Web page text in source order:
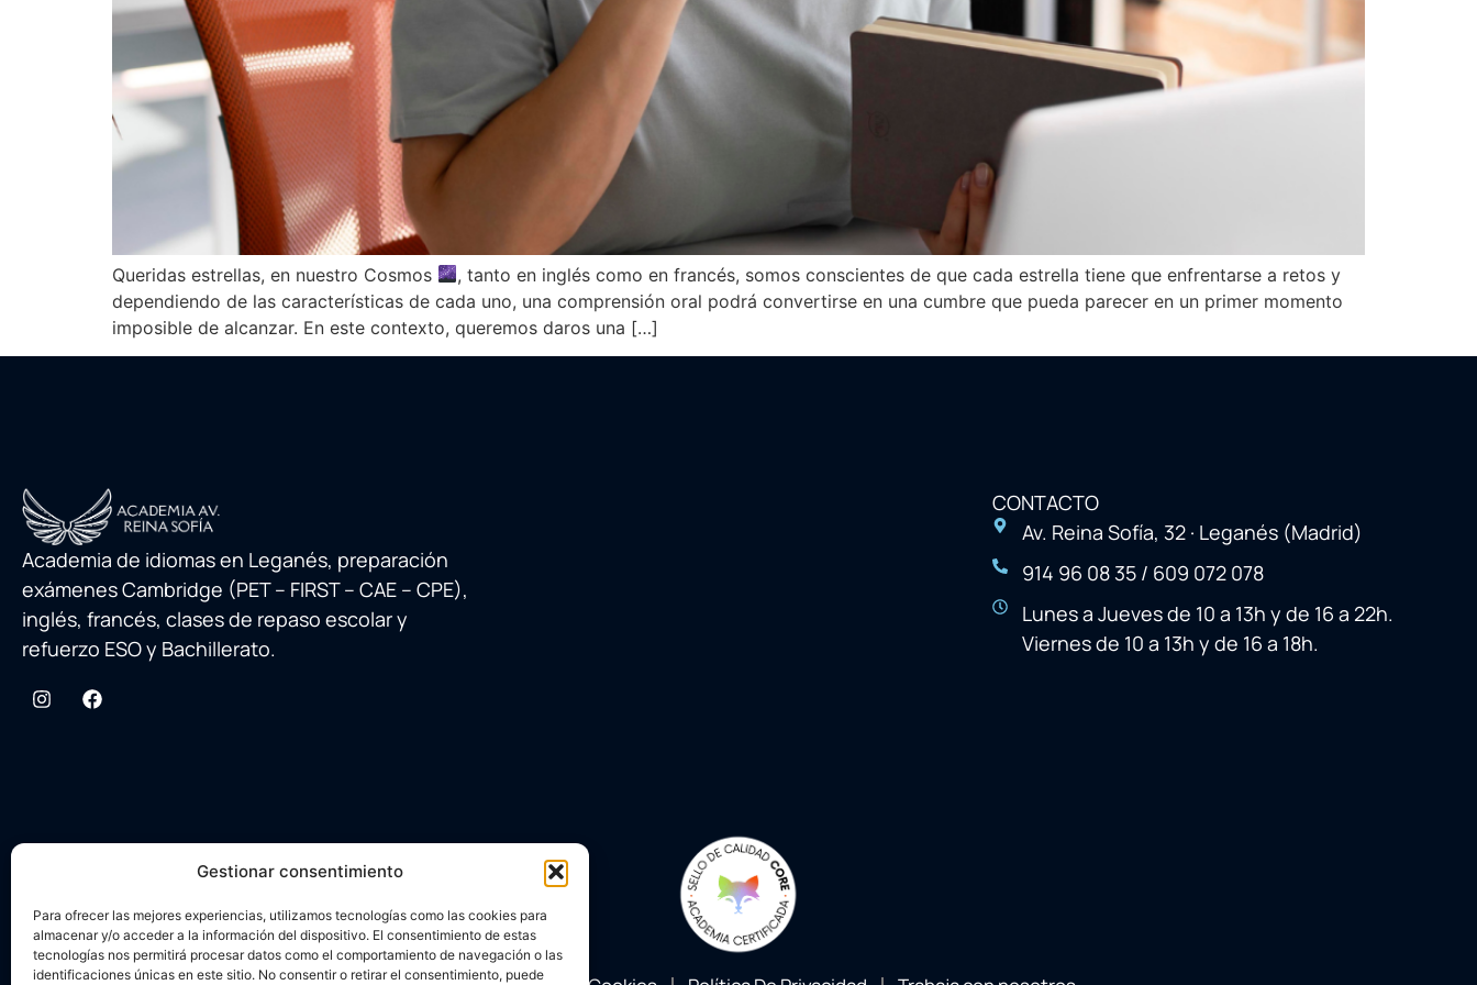
Gestionar consentimiento
Para ofrecer las mejores experiencias, utilizamos tecnologías como las cookies para
almacenar y/o acceder a la información del dispositivo. El consentimiento de estas
tecnologías nos permitirá procesar datos como el comportamiento de navegación o las
identificaciones únicas en este sitio. No consentir o retirar el consentimiento, puede
Queridas estrellas, en nuestro Cosmos
, tanto en inglés como en francés, somos conscientes de que cada estrella tiene que enfrentarse a retos y
dependiendo de las características de cada uno, una comprensión oral podrá convertirse en una cumbre que pueda parecer en un primer momento
imposible de alcanzar. En este contexto, queremos daros una […]
Academia de idiomas en Leganés, preparación
exámenes Cambridge (PET – FIRST – CAE – CPE),
inglés, francés, clases de repaso escolar y
refuerzo ESO y Bachillerato.
CONTACTO
Av. Reina Sofía, 32 · Leganés (Madrid)
914 96 08 35 / 609 072 078
Lunes a Jueves de 10 a 13h y de 16 a 22h.
Viernes de 10 a 13h y de 16 a 18h.